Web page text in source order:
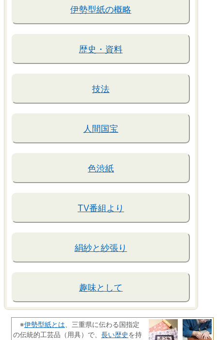
伊勢型紙の概略
歴史・資料
技法
人間国宝
色渋紙
TV番組より
絹紗と紗張り
趣味として
※伊勢型紙とは、三重県に伝わる国指定
の伝統的工芸品（用具）で、 長い歴史を持